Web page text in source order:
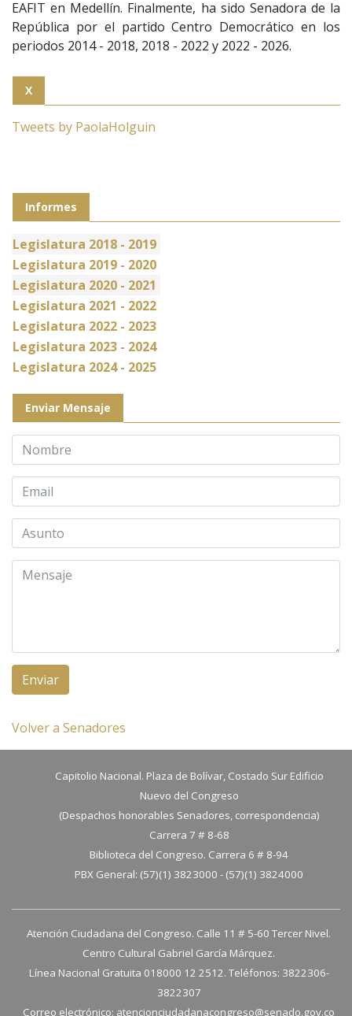
EAFIT en Medellín. Finalmente, ha sido Senadora de la
República por el partido Centro Democrático en los
periodos 2014 - 2018, 2018 - 2022 y 2022 - 2026.
X
Tweets by PaolaHolguin
Informes
Legislatura 2018 - 2019
Legislatura 2019 - 2020
Legislatura 2020 - 2021
Legislatura 2021 - 2022
Legislatura 2022 - 2023
Legislatura 2023 - 2024
Legislatura 2024 - 2025
Enviar Mensaje
Enviar
Volver a Senadores
Capitolio Nacional. Plaza de Bolívar, Costado Sur Edificio
Nuevo del Congreso
(Despachos honorables Senadores, correspondencia)
Carrera 7 # 8-68
Biblioteca del Congreso. Carrera 6 # 8-94
PBX General: (57)(1) 3823000 - (57)(1) 3824000
Atención Ciudadana del Congreso. Calle 11 # 5-60 Tercer Nivel.
Centro Cultural Gabriel García Márquez.
Línea Nacional Gratuita 018000 12 2512. Teléfonos: 3822306-
3822307
Correo electrónico: atencionciudadanacongreso@senado.gov.co